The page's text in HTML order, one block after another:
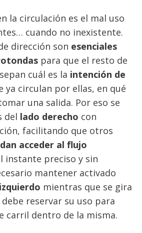
la circulación es el mal uso
cuando no inexistente.
dirección son esenciales
para que el resto de
cuál es la intención de
ya circulan por ellas, en qué
una salida. Por eso se
del lado derecho con
facilitando que otros
acceder al flujo
instante preciso y sin
mantener activado
mientras que se gira
reservar su uso para
carril dentro de la misma.